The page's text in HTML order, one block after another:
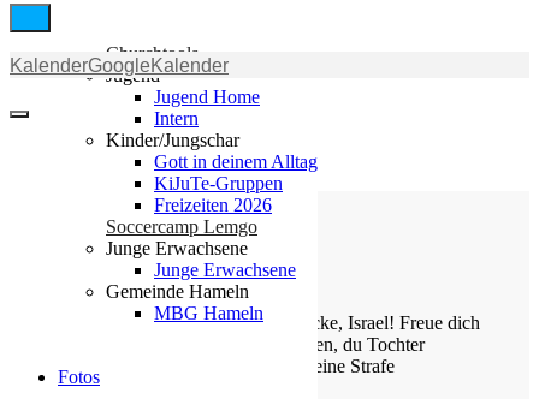
Churchtools
Jugend
Jugend Home
Intern
Kinder/Jungschar
Gott in deinem Alltag
KiJuTe-Gruppen
Freizeiten 2026
Soccercamp Lemgo
Junge Erwachsene
Junge Erwachsene
Gemeinde Hameln
MBG Hameln
Fotos
KalenderGoogleKalender
Die Losung von heute
Jauchze, du Tochter Zion! Frohlocke, Israel! Freue dich
und sei fröhlich von ganzem Herzen, du Tochter
Jerusalem! Denn der HERR hat deine Strafe
weggenommen.